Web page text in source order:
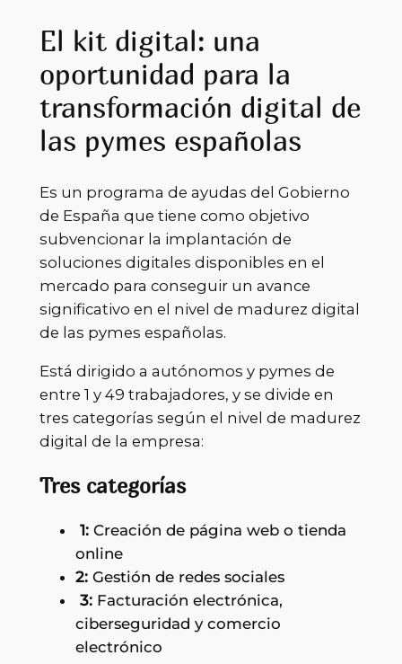
El kit digital: una
oportunidad para la
transformación digital de
las pymes españolas
Es un programa de ayudas del Gobierno
de España que tiene como objetivo
subvencionar la implantación de
soluciones digitales disponibles en el
mercado para conseguir un avance
significativo en el nivel de madurez digital
de las pymes españolas.
Está dirigido a autónomos y pymes de
entre 1 y 49 trabajadores, y se divide en
tres categorías según el nivel de madurez
digital de la empresa:
Tres categorías
1:Creación de página web o tienda
online
2:Gestión de redes sociales
3:Facturación electrónica,
ciberseguridad y comercio
electrónico